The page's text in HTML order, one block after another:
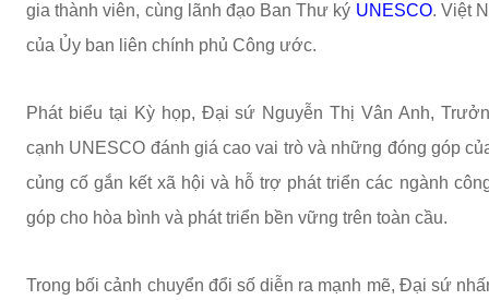
gia thành viên, cùng lãnh đạo Ban Thư ký UNESCO. Việt
của Ủy ban liên chính phủ Công ước.
Phát biểu tại Kỳ họp, Đại sứ Nguyễn Thị Vân Anh,
cạnh UNESCO đánh giá cao vai trò và những đóng góp
củng cố gắn kết xã hội và hỗ trợ phát triển các ngành
góp cho hòa bình và phát triển bền vững trên toàn cầu.
Trong bối cảnh chuyển đổi số diễn ra mạnh mẽ, Đại sứ